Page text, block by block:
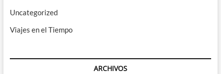
Uncategorized
Viajes en el Tiempo
ARCHIVOS